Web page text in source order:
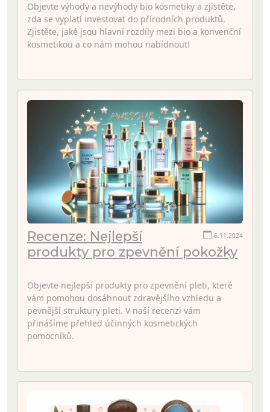
Objevte výhody a nevýhody bio kosmetiky a zjistěte,
zda se vyplatí investovat do přírodních produktů.
Zjistěte, jaké jsou hlavní rozdíly mezi bio a konvenční
kosmetikou a co nám mohou nabídnout!
6.11.2024
Recenze: Nejlepší
produkty pro zpevnění pokožky
Objevte nejlepší produkty pro zpevnění pleti, které
vám pomohou dosáhnout zdravějšího vzhledu a
pevnější struktury pleti. V naší recenzi vám
přinášíme přehled účinných kosmetických
pomocníků.